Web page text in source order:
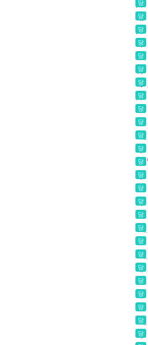
레당
봉.
당 부연동 계곡트
레
당 북설악 마산
봉,
이당 비수구미 트레
킹
당 삼악산 팔봉산
1
명
당 서산가야산 개
심
나
당 설악산 12선녀
탕
당 설악산 대청
봉.
달
20
당
당 소백산비비추
꽃
야당 속리산 천왕봉
국
당 쑥섬(애도) 외
나
당 아침가리계곡
트
당 암자순례길 백
담
암
당 오대산 노인봉
소
당 오대산 비로봉
선
명
당 원대리 자작나
무
작
당 월악산 영봉
국
당 월악산만수계
곡
당 월출산 천황봉
국
당 위도 상사화축
제.
곡
당 응봉산용소폭
포
당 장성 축령산
편
의
당 장안산 덕산계
곡
당 주왕산 주봉
국
당 지리산 노고단
반